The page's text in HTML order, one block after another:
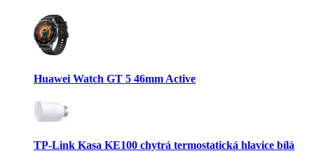
Huawei Watch GT 5 46mm Active
TP-Link Kasa KE100 chytrá termostatická hlavice bílá